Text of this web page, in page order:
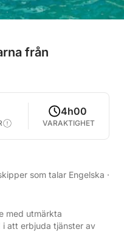
från
4h00
VARAKTIGHET
som talar Engelska ·
med utmärkta
i att erbjuda tjänster av